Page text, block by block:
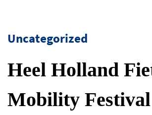
Uncategorized
Heel Holland
Mobility Festival